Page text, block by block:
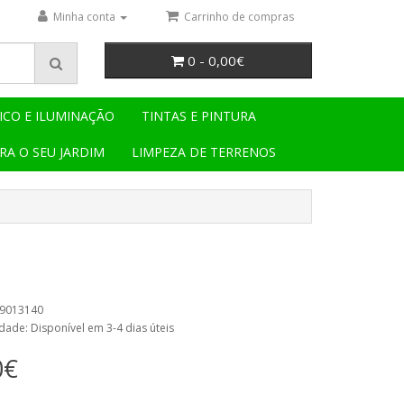
Minha conta Carrinho de compras
0 - 0,00€
E ILUMINAÇÃO TINTAS E PINTURA
O SEU JARDIM LIMPEZA DE TERRENOS
Disponível em 3-4 dias úteis